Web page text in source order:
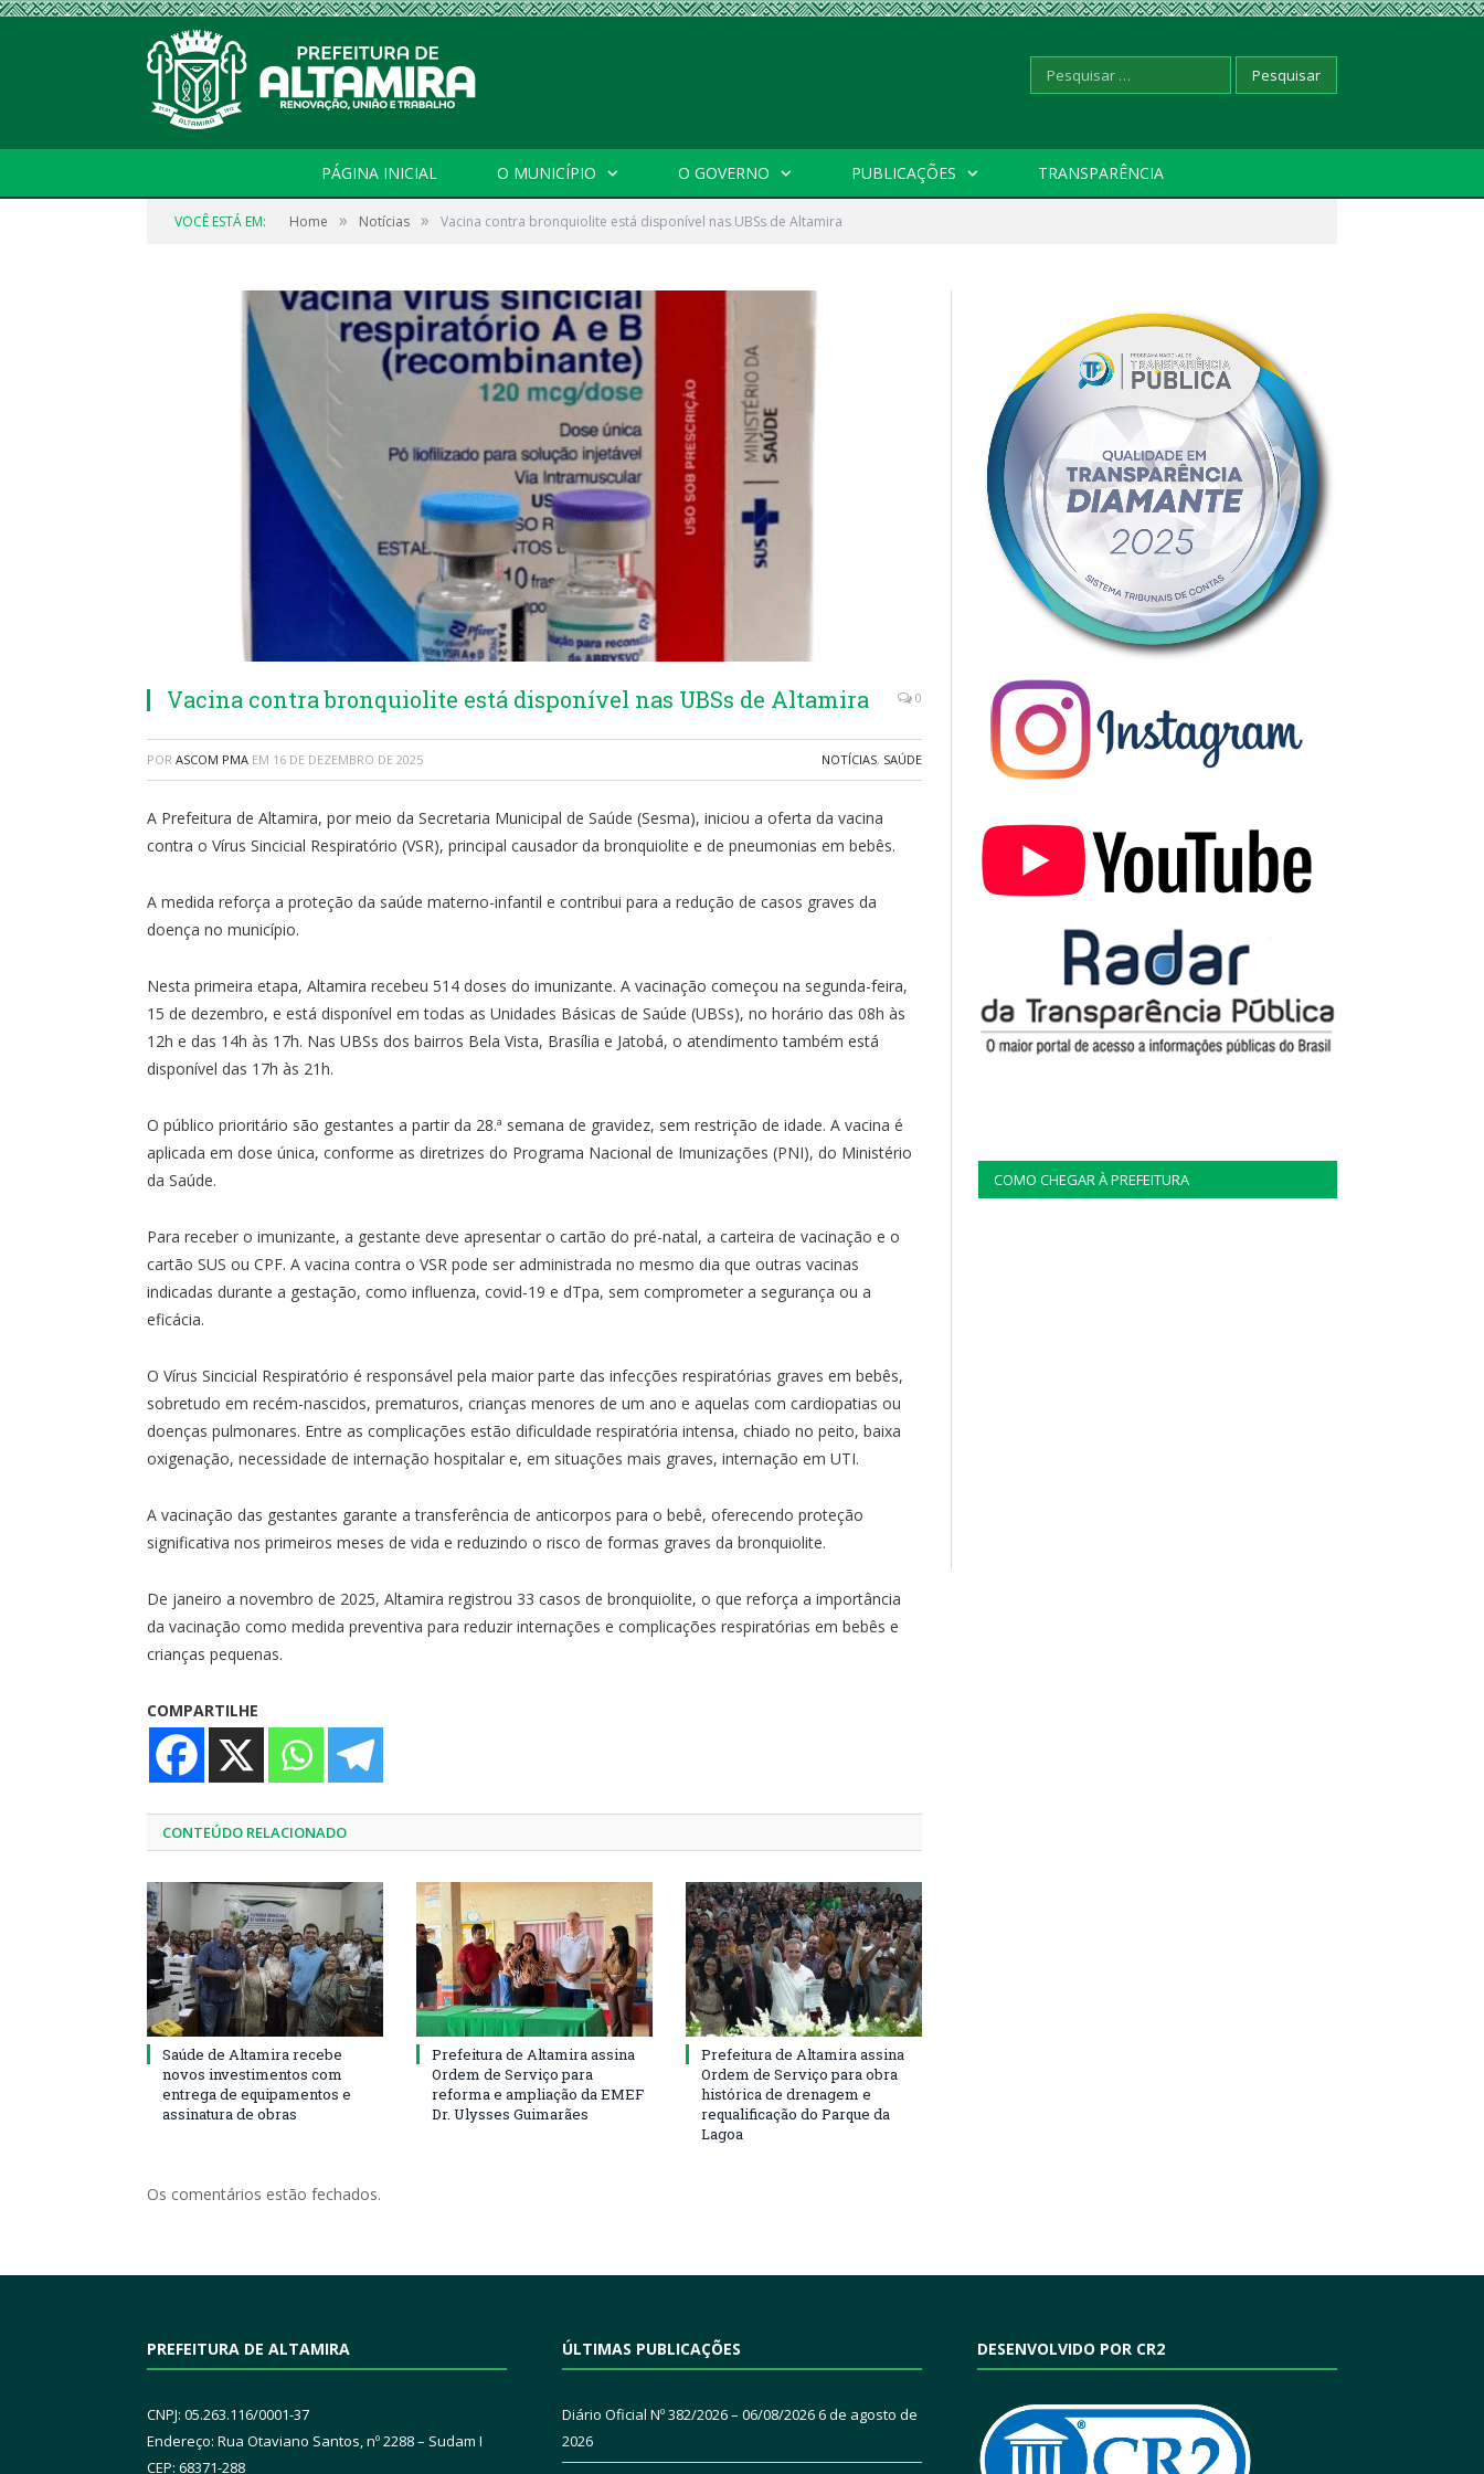
Pesquisar
PÁGINA INICIAL O MUNICÍPIO O GOVERNO PUBLICAÇÕES TRANSPARÊNCIA
VOCÊ ESTÁ EM: Home » Notícias » Vacina contra bronquiolite está disponível nas UBSs de Altamira
Vacina contra bronquiolite está disponível nas UBSs de Altamira 0
POR ASCOM PMA EM 16 DE DEZEMBRO DE 2025 NOTÍCIAS, SAÚDE
A Prefeitura de Altamira, por meio da Secretaria Municipal de Saúde (Sesma), iniciou a oferta da vacina
contra o Vírus Sincicial Respiratório (VSR), principal causador da bronquiolite e de pneumonias em bebês.
A medida reforça a proteção da saúde materno-infantil e contribui para a redução de casos graves da
doença no município.
Nesta primeira etapa, Altamira recebeu 514 doses do imunizante. A vacinação começou na segunda-feira,
15 de dezembro, e está disponível em todas as Unidades Básicas de Saúde (UBSs), no horário das 08h às
12h e das 14h às 17h. Nas UBSs dos bairros Bela Vista, Brasília e Jatobá, o atendimento também está
disponível das 17h às 21h.
O público prioritário são gestantes a partir da 28.ª semana de gravidez, sem restrição de idade. A vacina é
aplicada em dose única, conforme as diretrizes do Programa Nacional de Imunizações (PNI), do Ministério
da Saúde.
Para receber o imunizante, a gestante deve apresentar o cartão do pré-natal, a carteira de vacinação e o
cartão SUS ou CPF. A vacina contra o VSR pode ser administrada no mesmo dia que outras vacinas
indicadas durante a gestação, como influenza, covid-19 e dTpa, sem comprometer a segurança ou a
eficácia.
O Vírus Sincicial Respiratório é responsável pela maior parte das infecções respiratórias graves em bebês,
sobretudo em recém-nascidos, prematuros, crianças menores de um ano e aquelas com cardiopatias ou
doenças pulmonares. Entre as complicações estão dificuldade respiratória intensa, chiado no peito, baixa
oxigenação, necessidade de internação hospitalar e, em situações mais graves, internação em UTI.
A vacinação das gestantes garante a transferência de anticorpos para o bebê, oferecendo proteção
significativa nos primeiros meses de vida e reduzindo o risco de formas graves da bronquiolite.
De janeiro a novembro de 2025, Altamira registrou 33 casos de bronquiolite, o que reforça a importância
da vacinação como medida preventiva para reduzir internações e complicações respiratórias em bebês e
crianças pequenas.
COMPARTILHE
CONTEÚDO RELACIONADO
Saúde de Altamira recebe
novos investimentos com
entrega de equipamentos e
assinatura de obras
Prefeitura de Altamira assina
Ordem de Serviço para
reforma e ampliação da EMEF
Dr. Ulysses Guimarães
Prefeitura de Altamira assina
Ordem de Serviço para obra
histórica de drenagem e
requalificação do Parque da
Lagoa
Os comentários estão fechados.
COMO CHEGAR À PREFEITURA
PREFEITURA DE ALTAMIRA
CNPJ: 05.263.116/0001-37
Endereço: Rua Otaviano Santos, nº 2288 – Sudam I
CEP: 68371-288
ÚLTIMAS PUBLICAÇÕES
Diário Oficial Nº 382/2026 – 06/08/20266 de agosto de
2026
DESENVOLVIDO POR CR2